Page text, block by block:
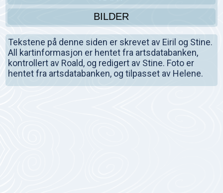
BILDER
Tekstene på denne siden er skrevet av Eiril og Stine.
All kartinformasjon er hentet fra artsdatabanken,
kontrollert av Roald, og redigert av Stine. Foto er
hentet fra artsdatabanken, og tilpasset av Helene.